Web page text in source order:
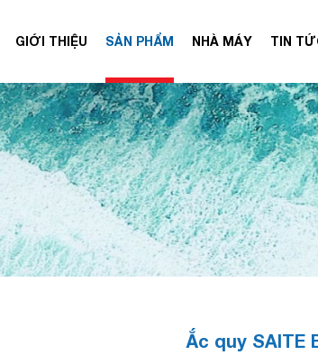
GIỚI THIỆU SẢN PHẨM NHÀ MÁY TIN
Ắc quy SAITE